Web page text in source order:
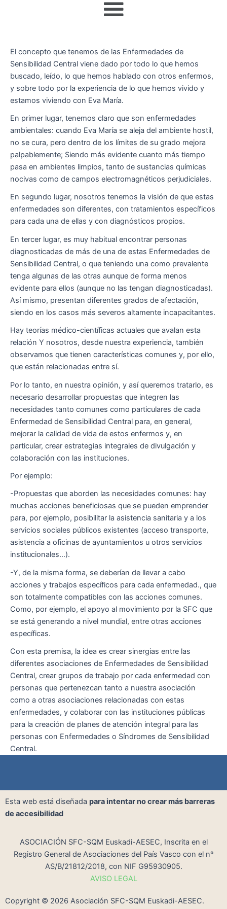
El concepto que tenemos de las Enfermedades de
Sensibilidad Central viene dado por todo lo que hemos
buscado, leído, lo que hemos hablado con otros enfermos,
y sobre todo por la experiencia de lo que hemos vivido y
estamos viviendo con Eva María.
En primer lugar, tenemos claro que son enfermedades
ambientales: cuando Eva María se aleja del ambiente hostil,
no se cura, pero dentro de los límites de su grado mejora
palpablemente; Siendo más evidente cuanto más tiempo
pasa en ambientes limpios, tanto de sustancias químicas
nocivas como de campos electromagnéticos perjudiciales.
En segundo lugar, nosotros tenemos la visión de que estas
enfermedades son diferentes, con tratamientos específicos
para cada una de ellas y con diagnósticos propios.
En tercer lugar, es muy habitual encontrar personas
diagnosticadas de más de una de estas Enfermedades de
Sensibilidad Central, o que teniendo una como prevalente
tenga algunas de las otras aunque de forma menos
evidente para ellos (aunque no las tengan diagnosticadas).
Así mismo, presentan diferentes grados de afectación,
siendo en los casos más severos altamente incapacitantes.
Hay teorías médico-científicas actuales que avalan esta
relación Y nosotros, desde nuestra experiencia, también
observamos que tienen características comunes y, por ello,
que están relacionadas entre sí.
Por lo tanto, en nuestra opinión, y así queremos tratarlo, es
necesario desarrollar propuestas que integren las
necesidades tanto comunes como particulares de cada
Enfermedad de Sensibilidad Central para, en general,
mejorar la calidad de vida de estos enfermos y, en
particular, crear estrategias integrales de divulgación y
colaboración con las instituciones.
Por ejemplo:
-Propuestas que aborden las necesidades comunes: hay
muchas acciones beneficiosas que se pueden emprender
para, por ejemplo, posibilitar la asistencia sanitaria y a los
servicios sociales públicos existentes (acceso transporte,
asistencia a oficinas de ayuntamientos u otros servicios
institucionales…).
-Y, de la misma forma, se deberían de llevar a cabo
acciones y trabajos específicos para cada enfermedad., que
son totalmente compatibles con las acciones comunes.
Como, por ejemplo, el apoyo al movimiento por la SFC que
se está generando a nivel mundial, entre otras acciones
específicas.
Con esta premisa, la idea es crear sinergias entre las
diferentes asociaciones de Enfermedades de Sensibilidad
Central, crear grupos de trabajo por cada enfermedad con
personas que pertenezcan tanto a nuestra asociación
como a otras asociaciones relacionadas con estas
enfermedades, y colaborar con las instituciones públicas
para la creación de planes de atención integral para las
personas con Enfermedades o Síndromes de Sensibilidad
Central.
Esta web está diseñada para intentar no crear más barreras
de accesibilidad
ASOCIACIÓN SFC-SQM Euskadi-AESEC, Inscrita en el
Registro General de Asociaciones del País Vasco con el nº
AS/B/21812/2018, con NIF G95930905.
AVISO LEGAL
Copyright © 2026 Asociación SFC-SQM Euskadi-AESEC.